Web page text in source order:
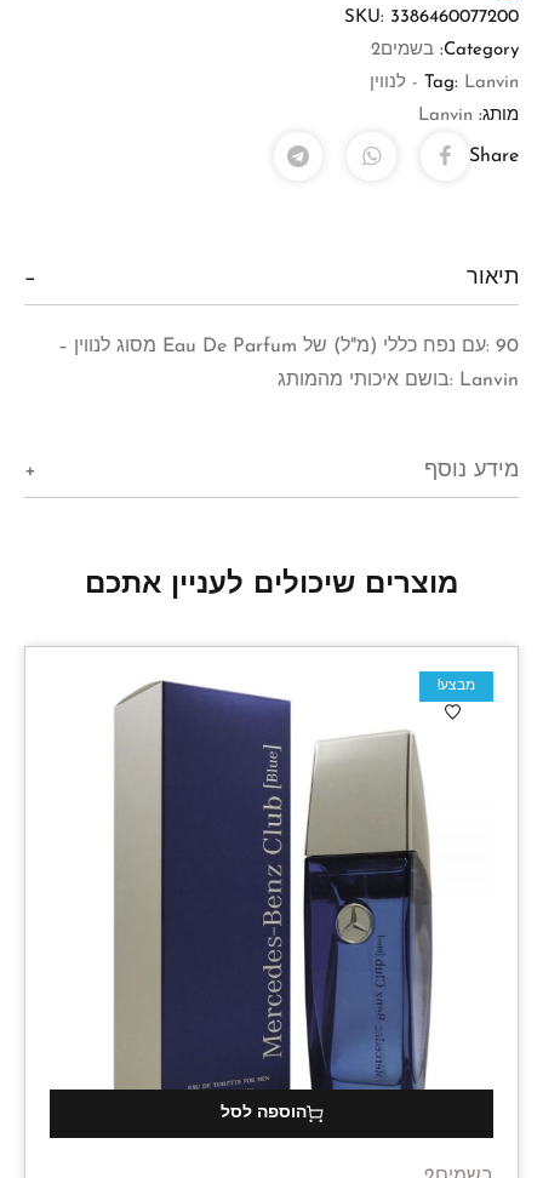
SKU: 3386460077200
Category: בשמים2
Tag: Lanvin - לנווין
מותג: Lanvin
Share
תיאור
90 :עם נפח כללי (מ"ל) של Eau De Parfum מסוג לנווין –
Lanvin :בושם איכותי מהמותג
מידע נוסף
מוצרים שיכולים לעניין אתכם
מבצע!
הוספה לסל